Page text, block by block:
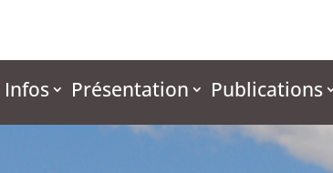
Infos Présentation Publications